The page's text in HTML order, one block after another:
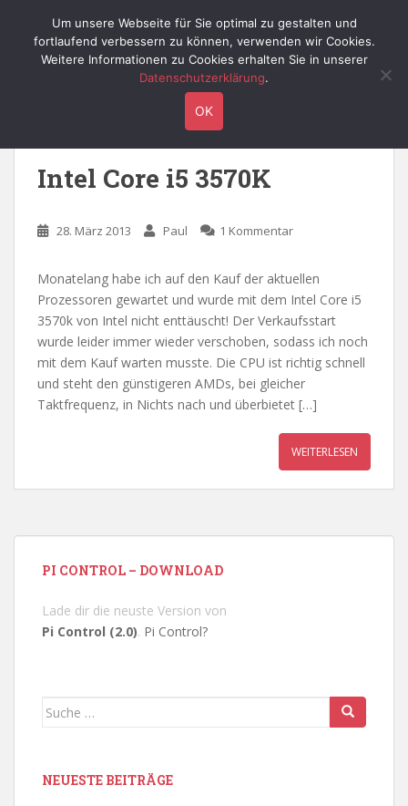
Willy's Technik-Blog
nanometer
Intel Core i5 3570K
28. März 2013 Paul 1 Kommentar
Monatelang habe ich auf den Kauf der aktuellen
Prozessoren gewartet und wurde mit dem Intel Core i5
3570k von Intel nicht enttäuscht! Der Verkaufsstart
wurde leider immer wieder verschoben, sodass ich noch
mit dem Kauf warten musste. Die CPU ist richtig schnell
und steht den günstigeren AMDs, bei gleicher
Taktfrequenz, in Nichts nach und überbietet […]
WEITERLESEN
PI CONTROL – DOWNLOAD
Lade dir die neuste Version von
Pi Control (2.0). Pi Control?
Suche
NEUESTE BEITRÄGE
Um unsere Webseite für Sie optimal zu gestalten und
fortlaufend verbessern zu können, verwenden wir Cookies.
Weitere Informationen zu Cookies erhalten Sie in unserer
Datenschutzerklärung.
OK